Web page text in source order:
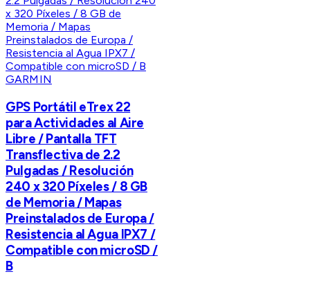
GARMIN
GPS Portátil eTrex 22
para Actividades al Aire
Libre / Pantalla TFT
Transflectiva de 2.2
Pulgadas / Resolución
240 x 320 Píxeles / 8 GB
de Memoria / Mapas
Preinstalados de Europa /
Resistencia al Agua IPX7 /
Compatible con microSD /
B